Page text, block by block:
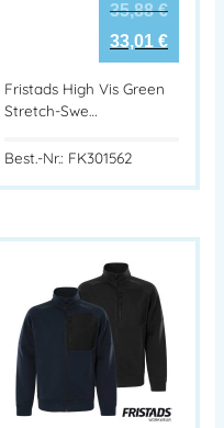
35,88€
33,01 €
Fristads High Vis Green
Stretch-Swe…
Best.-Nr.: FK301562